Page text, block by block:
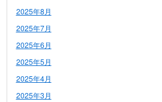
2025年8月
2025年7月
2025年6月
2025年5月
2025年4月
2025年3月